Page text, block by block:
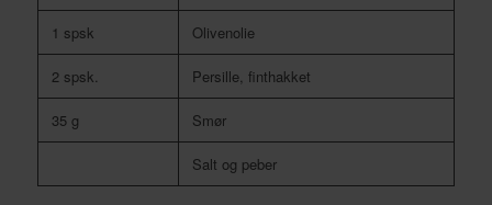
1 spsk Olivenolie
2 spsk. Persille, finthakket
35 g Smør
Salt og peber